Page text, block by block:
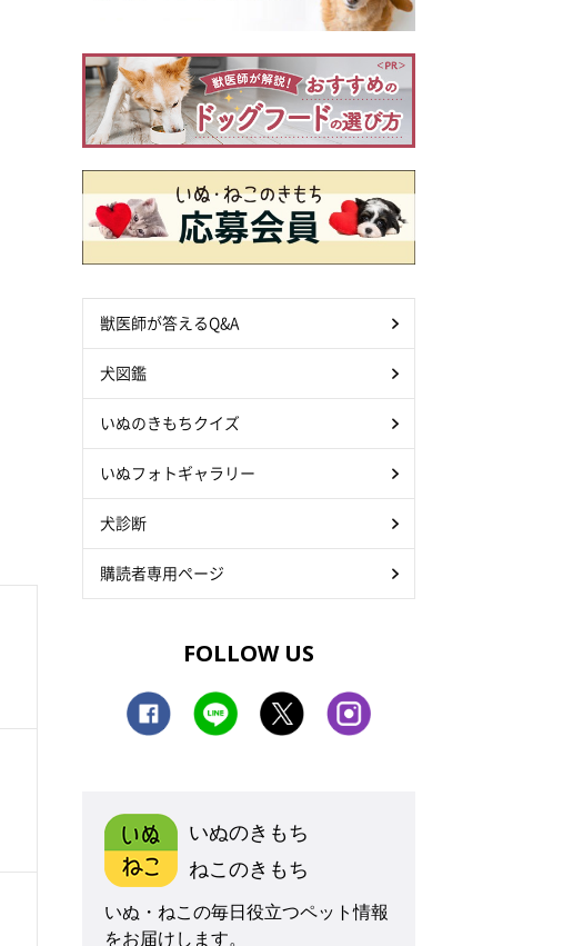
獣医師が答えるQ&A
犬図鑑
いぬのきもちクイズ
いぬフォトギャラリー
犬診断
購読者専用ページ
FOLLOW US
いぬのきもち
ねこのきもち
いぬ・ねこの毎日役立つペット情報
をお届けします。